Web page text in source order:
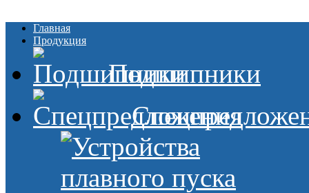
Главная
Продукция
Подшипники